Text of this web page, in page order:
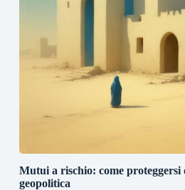
Mutui a rischio: come proteggersi
geopolitica